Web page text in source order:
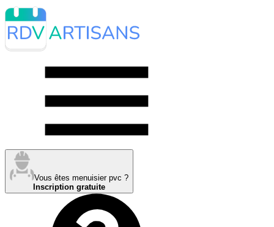
Vous êtes menuisier pvc ?
Inscription gratuite